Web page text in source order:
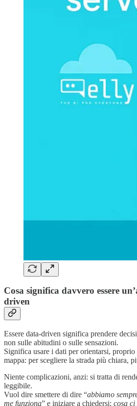
Cosa significa davvero essere
driven
Essere data-driven significa prendere
non sulle abitudini o sulle sensazioni.
Significa usare i dati per orientarsi, proprio
mappa: per scegliere la strada più chiara,
Niente complicazioni, anzi: si tratta di
leggibile.
Vuol dire smettere di dire “abbiamo
me funziona” e iniziare a chiedersi: cosa